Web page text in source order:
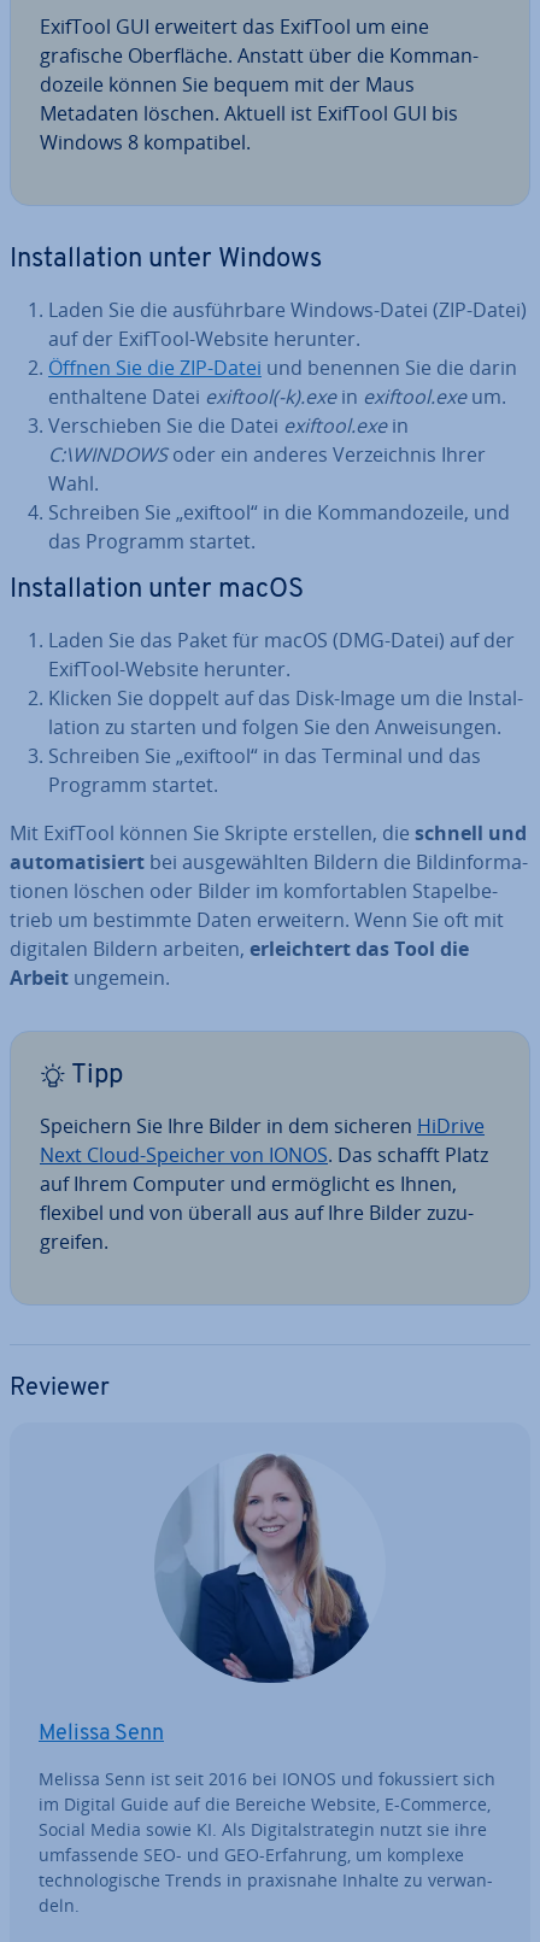
ExifTool GUI erweitert das ExifTool um eine
grafische Ober­flä­che. Anstatt über die Kom­man­
do­zei­le können Sie bequem mit der Maus
Metadaten löschen. Aktuell ist ExifTool GUI bis
Windows 8 kom­pa­ti­bel.
In­stal­la­ti­on unter Windows
Laden Sie die aus­führ­ba­re Windows-Datei (ZIP-Datei)
auf der ExifTool-Website herunter.
Öffnen Sie die ZIP-Datei und benennen Sie die darin
ent­hal­te­ne Datei exiftool(-k).exein exiftool.exeum.
Ver­schie­ben Sie die Datei exiftool.exein
C:\WINDOWSoder ein anderes Ver­zeich­nis Ihrer
Wahl.
Schreiben Sie „exiftool“ in die Kom­man­do­zei­le, und
das Programm startet.
In­stal­la­ti­on unter macOS
Laden Sie das Paket für macOS (DMG-Datei) auf der
ExifTool-Website herunter.
Klicken Sie doppelt auf das Disk-Image um die In­stal­
la­ti­on zu starten und folgen Sie den An­wei­sun­gen.
Schreiben Sie „exiftool“ in das Terminal und das
Programm startet.
Mit ExifTool können Sie Skripte erstellen, die schnell und
au­to­ma­ti­siert bei aus­ge­wähl­ten Bildern die Bild­in­for­ma­
tio­nen löschen oder Bilder im kom­for­ta­blen Sta­pel­be­
trieb um bestimmte Daten erweitern. Wenn Sie oft mit
digitalen Bildern arbeiten, er­leich­tert das Tool die
Arbeit ungemein.
Tipp
Speichern Sie Ihre Bilder in dem sicheren HiDrive
Next Cloud-Speicher von IONOS. Das schafft Platz
auf Ihrem Computer und er­mög­licht es Ihnen,
flexibel und von überall aus auf Ihre Bilder zu­zu­
grei­fen.
Reviewer
Melissa Senn
Melissa Senn ist seit 2016 bei IONOS und fo­kus­siert sich
im Digital Guide auf die Bereiche Website, E-Commerce,
Social Media sowie KI. Als Di­gi­tal­stra­te­gin nutzt sie ihre
um­fas­sen­de SEO- und GEO-Erfahrung, um komplexe
tech­no­lo­gi­sche Trends in pra­xis­na­he Inhalte zu ver­wan­
deln.